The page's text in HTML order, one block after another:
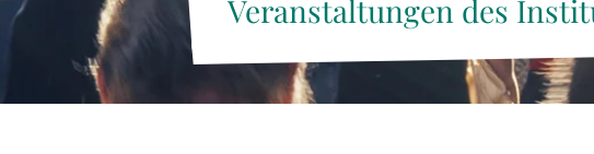
Veranstaltungen des